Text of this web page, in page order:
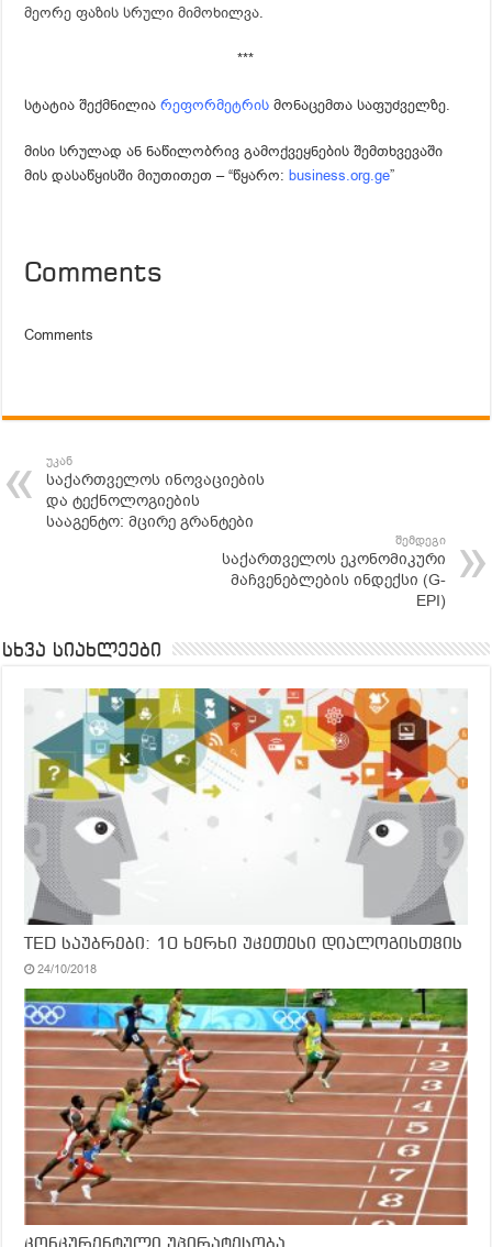
მეორე ფაზის სრული მიმოხილვა.
***
სტატია შექმნილიარეფორმეტრის მონაცემთა საფუძველზე.
მისი სრულად ან ნაწილობრივ გამოქვეყნების შემთხვევაში
მის დასაწყისში მიუთითეთ – “წყარო:business.org.ge”
Comments
Comments
უკან
საქართველოს ინოვაციების
და ტექნოლოგიების
სააგენტო: მცირე გრანტები
შემდეგი
საქართველოს ეკონომიკური
მაჩვენებლების ინდექსი (G-
EPI)
სხვა სიახლეები
TED საუბრები: 10 ხერხი უკეთესი დიალოგისთვის
24/10/2018